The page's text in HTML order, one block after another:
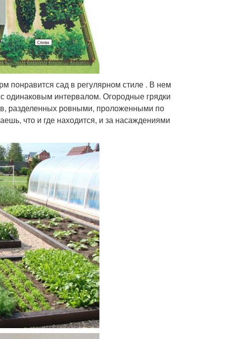
понравится сад в регулярном стиле . В нем
одинаковым интервалом. Огородные грядки
разделенных ровными, проложенными по
что и где находится, и за насаждениями